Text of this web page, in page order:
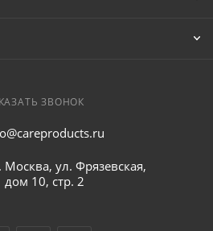
ЗВОНОК
Москва, ул. Фрязевская,
дом 10, стр. 2